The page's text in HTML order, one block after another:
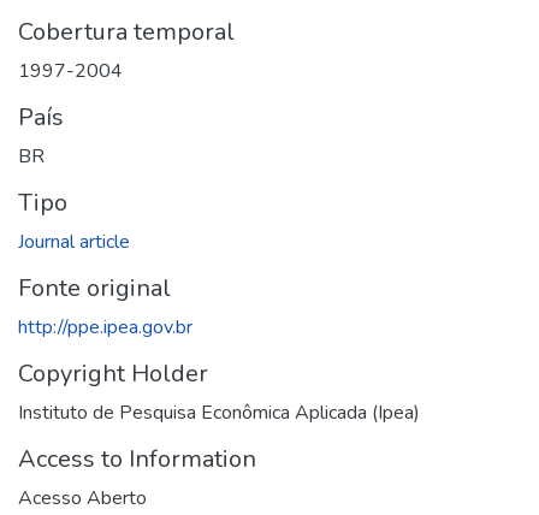
Cobertura temporal
1997-2004
País
BR
Tipo
Journal article
Fonte original
http://ppe.ipea.gov.br
Copyright Holder
Instituto de Pesquisa Econômica Aplicada (Ipea)
Access to Information
Acesso Aberto